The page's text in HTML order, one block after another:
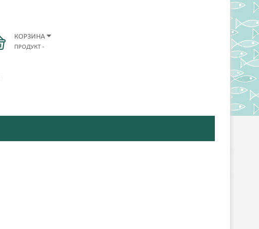
КОРЗИНА
ПРОДУКТ-